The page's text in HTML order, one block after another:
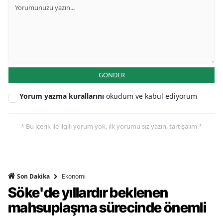
GÖNDER
Yorum yazma kurallarını okudum ve kabul ediyorum
* Bu içerik ile ilgili yorum yok, ilk yorumu siz yazın, tartışalım *
Son Dakika Ekonomi
Söke'de yıllardır beklenen
mahsuplaşma sürecinde önemli